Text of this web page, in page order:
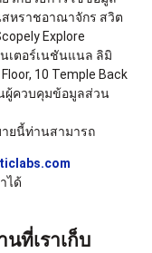
หราชอาณาจักร สวิต
Explore
เตอร์เนชันแนล ลิมิ
10 Temple Back
ผู้ควบคุมข้อมูลส่วน
ยนี้ท่านสามารถ
ได้
ที่เราเก็บ